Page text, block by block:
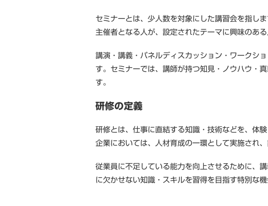
セミナーとは、少人数を対象にした講習会を指しま
主催者となる人が、設定されたテーマに興味のあ
講演・講義・パネルディスカッション・ワークシ
す。セミナーでは、講師が持つ知見・ノウハウ・
す。
研修の定義
研修とは、仕事に直結する知識・技術などを、体
企業においては、人材育成の一環として実施され
従業員に不足している能力を向上させるために、
に欠かせない知識・スキルを習得を目指す特別な機